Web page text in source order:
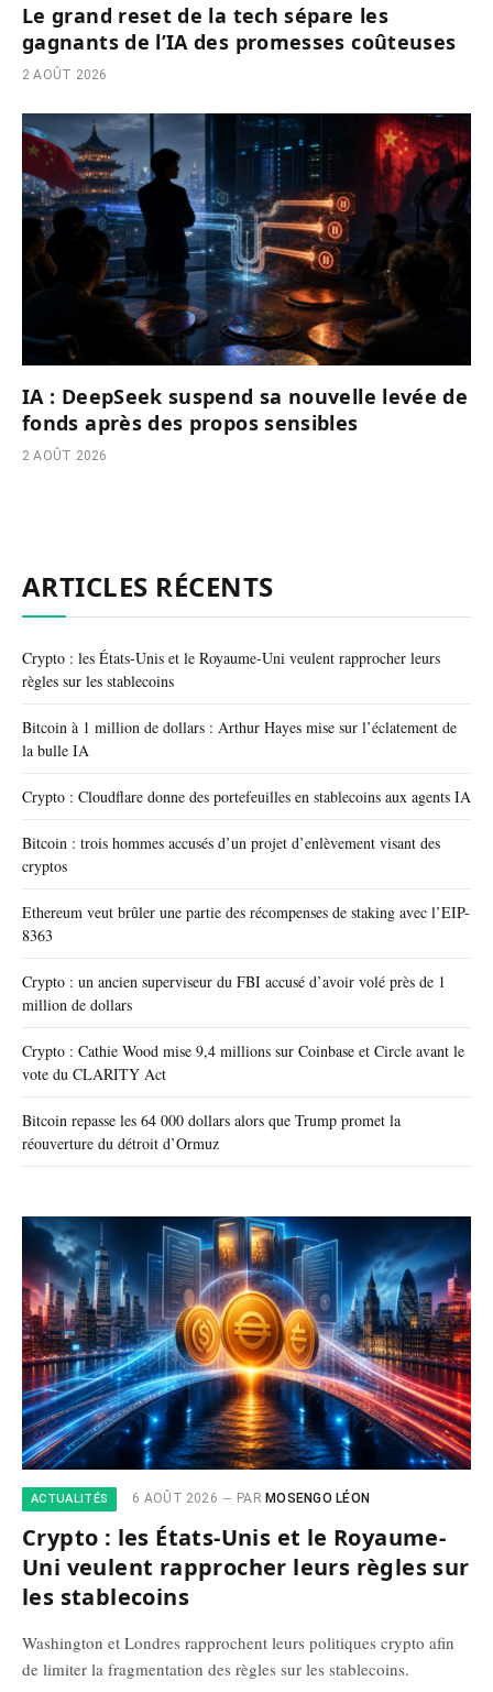
Le grand reset de la tech sépare les
gagnants de l’IA des promesses coûteuses
2 AOÛT 2026
IA : DeepSeek suspend sa nouvelle levée de
fonds après des propos sensibles
2 AOÛT 2026
ARTICLES RÉCENTS
Crypto : les États-Unis et le Royaume-Uni veulent rapprocher leurs
règles sur les stablecoins
Bitcoin à 1 million de dollars : Arthur Hayes mise sur l’éclatement de
la bulle IA
Crypto : Cloudflare donne des portefeuilles en stablecoins aux agents IA
Bitcoin : trois hommes accusés d’un projet d’enlèvement visant des
cryptos
Ethereum veut brûler une partie des récompenses de staking avec l’EIP-
8363
Crypto : un ancien superviseur du FBI accusé d’avoir volé près de 1
million de dollars
Crypto : Cathie Wood mise 9,4 millions sur Coinbase et Circle avant le
vote du CLARITY Act
Bitcoin repasse les 64 000 dollars alors que Trump promet la
réouverture du détroit d’Ormuz
ACTUALITÉS 6 AOÛT 2026 PAR MOSENGO LÉON
Crypto : les États-Unis et le Royaume-
Uni veulent rapprocher leurs règles sur
les stablecoins
Washington et Londres rapprochent leurs politiques crypto afin
de limiter la fragmentation des règles sur les stablecoins.